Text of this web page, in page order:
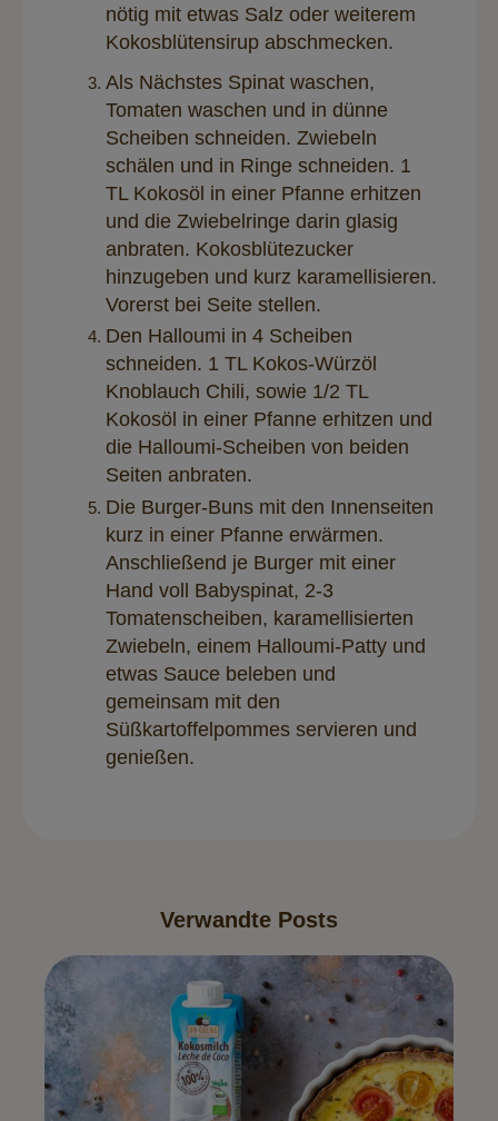
nötig mit etwas Salz oder weiterem
Kokosblütensirup abschmecken.
Als Nächstes Spinat waschen,
Tomaten waschen und in dünne
Scheiben schneiden. Zwiebeln
schälen und in Ringe schneiden. 1
TL Kokosöl in einer Pfanne erhitzen
und die Zwiebelringe darin glasig
anbraten. Kokosblütezucker
hinzugeben und kurz karamellisieren.
Vorerst bei Seite stellen.
Den Halloumi in 4 Scheiben
schneiden. 1 TL Kokos-Würzöl
Knoblauch Chili, sowie 1/2 TL
Kokosöl in einer Pfanne erhitzen und
die Halloumi-Scheiben von beiden
Seiten anbraten.
Die Burger-Buns mit den Innenseiten
kurz in einer Pfanne erwärmen.
Anschließend je Burger mit einer
Hand voll Babyspinat, 2-3
Tomatenscheiben, karamellisierten
Zwiebeln, einem Halloumi-Patty und
etwas Sauce beleben und
gemeinsam mit den
Süßkartoffelpommes servieren und
genießen.
Verwandte Posts